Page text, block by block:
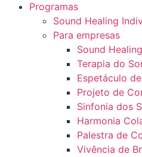
Programas
Sound Healing
Para empresas
Sound
Terapia do
Espetáculo
Projeto de
Sinfonia dos
Harmonia
Palestra de
Vivência de